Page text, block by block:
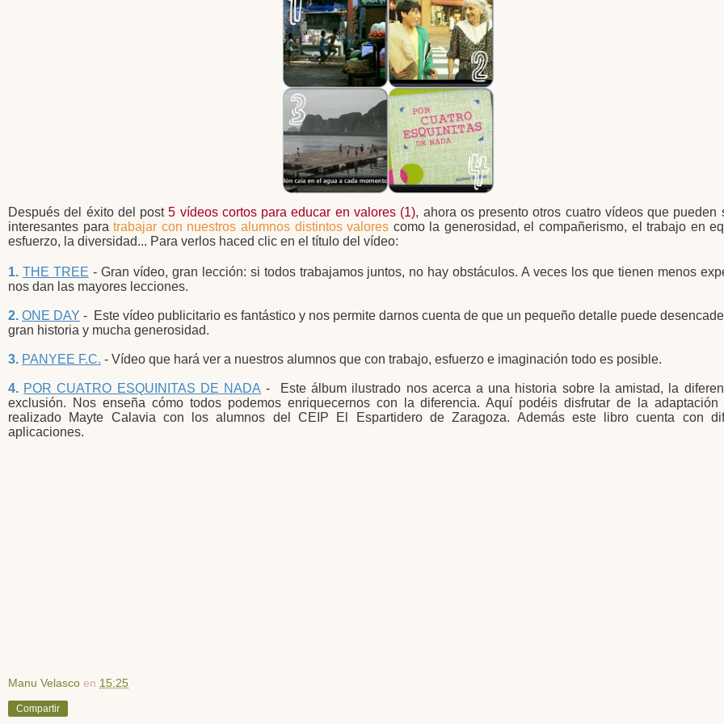
Después del éxito del post5 vídeos cortos para educar en valores (1), ahora os presento otros cuatro vídeos que pueden
interesantes paratrabajar con nuestros alumnos distintos valores como la generosidad, el compañerismo, el trabajo en
esfuerzo, la diversidad... Para verlos haced clic en el título del vídeo:
1. THE TREE - Gran vídeo, gran lección: si todos trabajamos juntos, no hay obstáculos. A veces los que tienen menos
nos dan las mayores lecciones.
2. ONE DAY - Este vídeo publicitario es fantástico y nos permite darnos cuenta de que un pequeño detalle puede
gran historia y mucha generosidad.
3. PANYEE F.C. - Vídeo que hará ver a nuestros alumnos que con trabajo, esfuerzo e imaginación todo es posible.
4. POR CUATRO ESQUINITAS DE NADA - Este álbum ilustrado nos acerca a una historia sobre la amistad, la
exclusión. Nos enseña cómo todos podemos enriquecernos con la diferencia. Aquí podéis disfrutar de la adaptación
realizado Mayte Calavia con los alumnos del CEIP El Espartidero de Zaragoza. Además este libro cuenta con
aplicaciones.
Manu Velasco en 15:25
Compartir